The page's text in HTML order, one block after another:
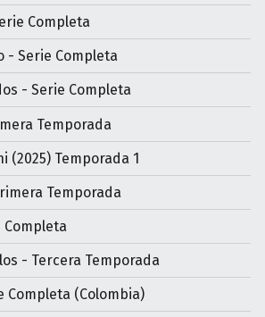
Completa
- Serie Completa
- Serie Completa
Temporada
(2025) Temporada 1
Temporada
Completa
- Tercera Temporada
Completa (Colombia)